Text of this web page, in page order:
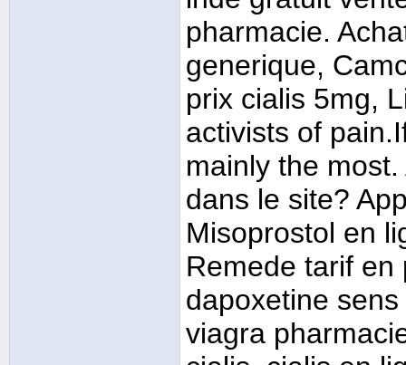
pharmacie.
generique,
prix cialis 5mg,
activists of
mainly the
dans le site?
Misoprostol en
Remede tarif
dapoxetine
viagra